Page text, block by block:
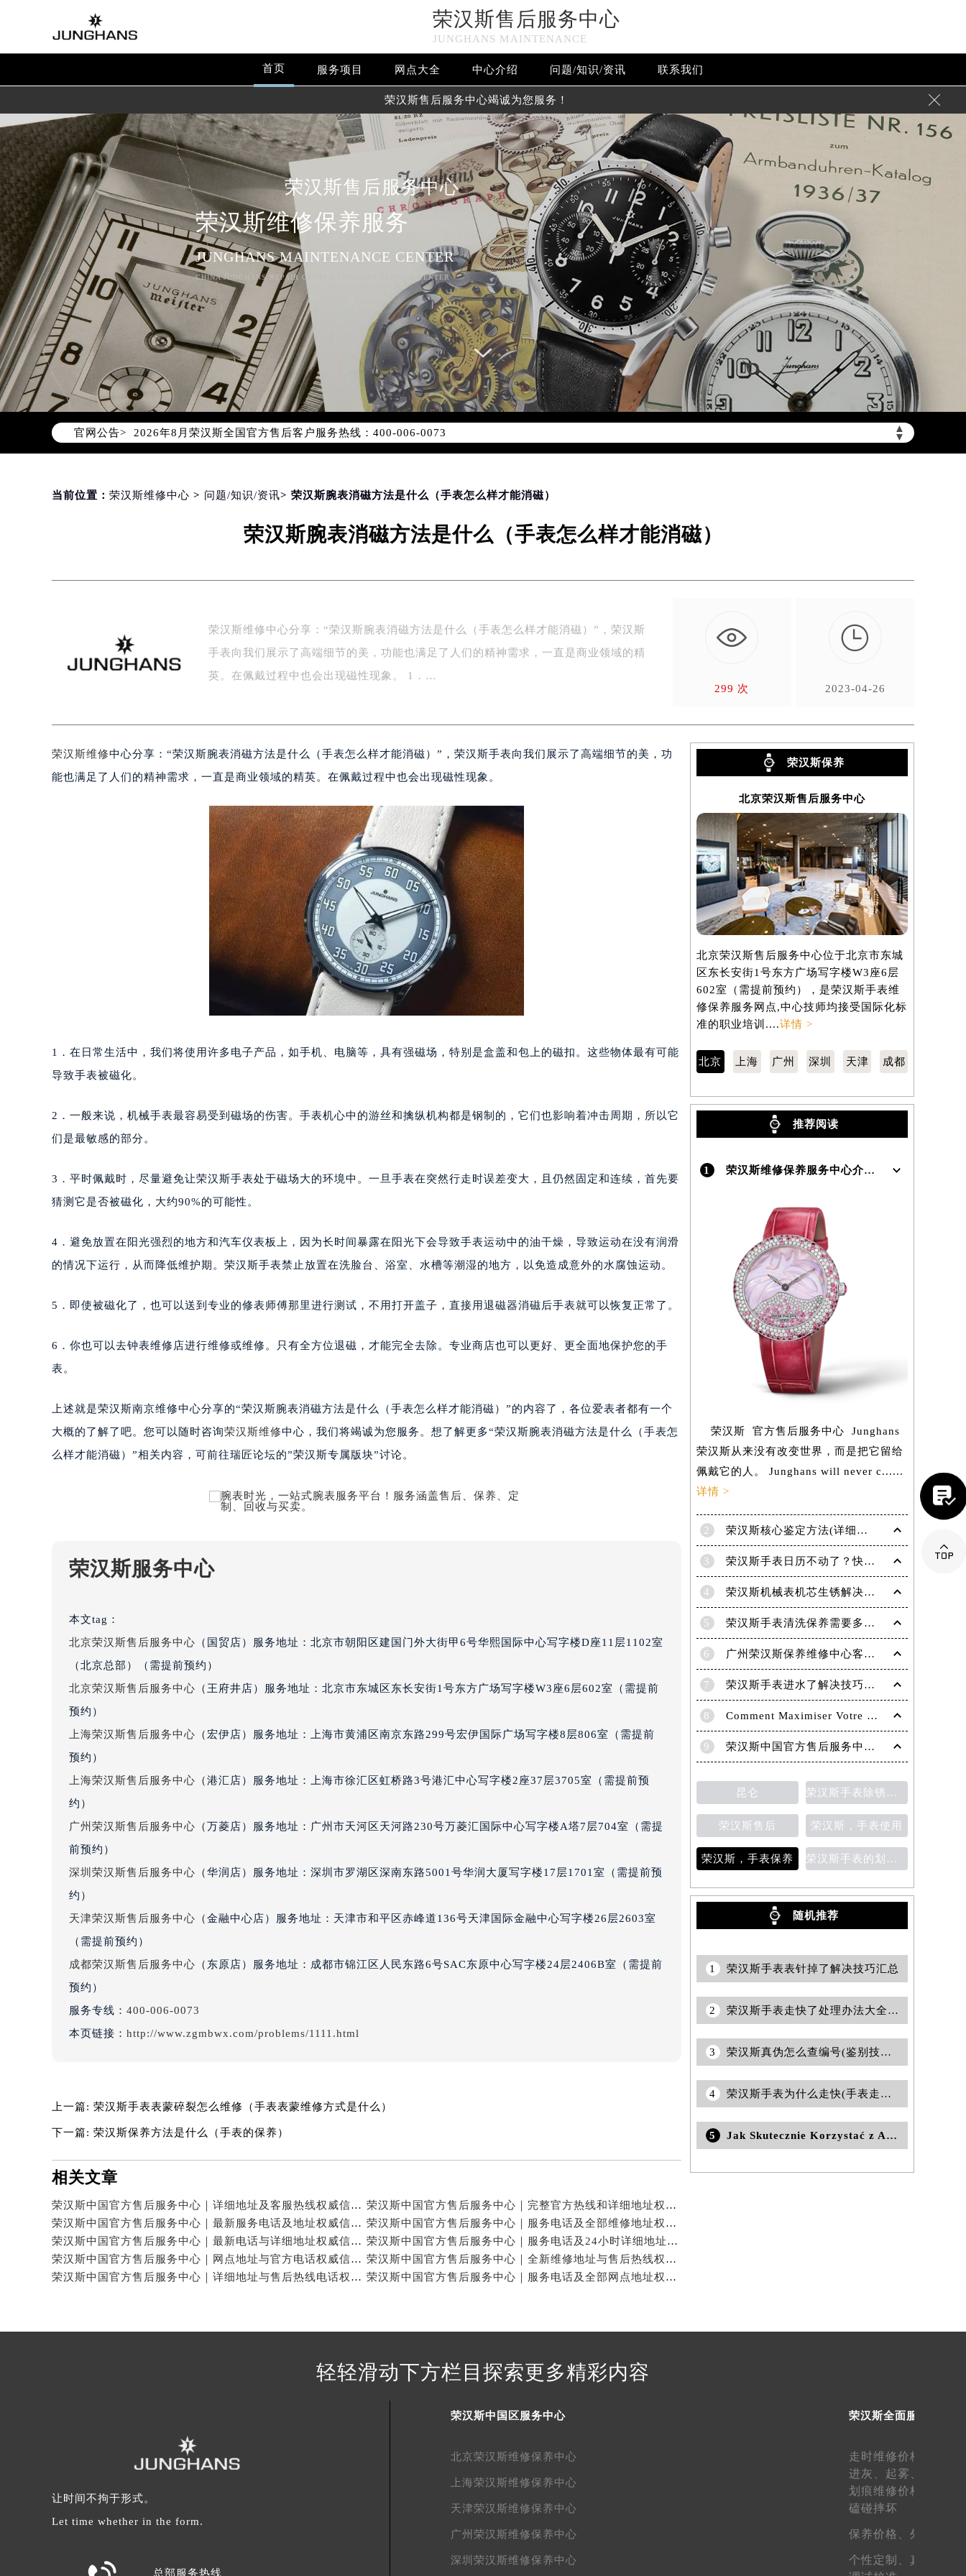
荣汉斯售后服务中心
JUNGHANS MAINTENANCE
首页 服务项目 网点大全 中心介绍 问题/知识/资讯 联系我们
荣汉斯售后服务中心竭诚为您服务！ 
荣汉斯售后服务中心
荣汉斯维修保养服务
JUNGHANS MAINTENANCE CENTER
CHINA JUNGHANS REPAIR CENTER - REPAIRS SERVICE CENTER
官网公告> ▲
▼
2026年8月荣汉斯中国区售后服务网络优化升级公告
2026年8月荣汉斯全国官方售后客户服务热线：400-006-0073
荣汉斯官方全国统一服务热线400-006-0073，服务覆盖中国大陆、香港、澳门、台湾全部区域（非大陆需加拨“+86”）
2026年8月荣汉斯售后服务中心最新网点地址：
北京市东城区东长安街1号东方广场写字楼W3座6层602室（需提前预约）
上海市徐汇区虹桥路3号港汇中心写字楼2座37层3705室（需提前预约）
扬州市邗江区国展路29号星耀天地写字楼1号楼18层1803室（需提前预约）
盐城市盐都区世纪大道5号盐城金融城写字楼1号楼16层1604室（需提前预约）
泰州市海陵区永定东路399号置地商务中心东塔写字楼（华润万象城）17层1706室（需提前预约）
绍兴市越城区胜利东路379号世茂天际中心写字楼8层805室（需提前预约）
嘉兴市南湖区广益路705号嘉兴世界贸易中心写字楼A座13层1304室（需提前预约）
济南市历下区经十路11111号华润中心写字楼（万象城）15层1508室（需提前预约）
广州市天河区天河路230号万菱汇国际中心写字楼A塔7层704室（需提前预约）
广州市越秀区环市东路371-375号世界贸易中心大厦南塔写字楼15层07室（需提前预约）
深圳市罗湖区深南东路5001号华润大厦写字楼17层1701室（需提前预约）
惠州市惠城区江北文昌一路7号华贸大厦写字楼1座30层05室（需提前预约）
厦门市思明区湖滨东路95号华润大厦写字楼B座11层1104室（需提前预约）
福州市鼓楼区五四路128-1号恒力城写字楼15层03室（需提前预约）
成都市锦江区人民东路6号SAC东原中心写字楼24层2406B室（需提前预约）
重庆市江北区观音桥步行街2号融恒时代广场写字楼9层902室（需提前预约）
长沙市芙蓉区定王台街道建湘路393号世茂环球金融中心写字楼（芙蓉广场）10层13室（需提前预约）
郑州市二七区铭功路10号华润大厦写字楼29层2905室（需提前预约）
沈阳市沈河区中街路137号亨得利名表服务中心（品牌授权店）1层整层（需提前预约）
沈阳市沈河区中街路83号亨得利名表服务中心（品牌授权店）1层整层（需提前预约）
温州市鹿城区锦绣路1067号置信广场10层1015室（需提前预约）
哈尔滨市道里区友谊西路600号富力中心T2座写字楼29层03室（需提前预约）
佛山市禅城区季华五路57号万科金融中心C座12层1205室（需提前预约）
东莞市东城街道鸿福东路1号民盈国贸中心T1写字楼9层907室（需提前预约）
南通市崇川区工农路57号圆融广场写字楼16层1603室（需提前预约）
苏州市苏州工业园区星港街199号苏州中心办公楼C座22层08室（需提前预约）
南宁市青秀区金湖路59号地王大厦12楼1224室（需提前预约）
泉州市丰泽区宝洲路729号浦西万达中心写字楼A座7楼709室（需提前预约）
昆明市盘龙区北京路928号同德昆明广场写字楼10层06室（需提前预约）
石家庄市长安区中山东路39号勒泰中心写字楼B座13层07室（需提前预约）
海口市龙华区金贸东路5号海口华润大厦B座17层1707室（需提前预约）
内蒙古自治区呼和浩特市玉泉区大学西街70号华润万象城写字楼（鄂尔多斯大厦）23层2326室（需提前预约）
甘肃省兰州市七里河区西津西路16号兰州中心写字楼21层2102室（需提前预约）
黑龙江省鹤岗市向阳区红军路荣汉斯售后服务中心（需提前预约）
黑龙江省黑河市爱辉区中央街荣汉斯售后服务中心（需提前预约）
黑龙江省鸡西市鸡冠区红军路荣汉斯售后服务中心（需提前预约）
黑龙江省七台河市桃山区大同街荣汉斯售后服务中心（需提前预约）
黑龙江省双鸭山市尖山区新兴大街荣汉斯售后服务中心（需提前预约）
黑龙江省伊春市伊美区通河路荣汉斯售后服务中心（需提前预约）
吉林省吉林市船营区河南街荣汉斯售后服务中心（需提前预约）
吉林省梅河口市新华街道梅河大街荣汉斯售后服务中心（需提前预约）
吉林省四平市铁东区紫气大路与南九经街交汇处荣汉斯售后服务中心（需提前预约）
吉林省松原市宁江区五环大街荣汉斯售后服务中心（需提前预约）
辽宁省本溪市平山区胜利路荣汉斯售后服务中心（需提前预约）
辽宁省抚顺市新抚区东一路荣汉斯售后服务中心（需提前预约）
辽宁省锦州市古塔区中央大街荣汉斯售后服务中心（需提前预约）
辽宁省盘锦市兴隆台区石油大街荣汉斯售后服务中心（需提前预约）
辽宁省铁岭市银州区南马路荣汉斯售后服务中心（需提前预约）
辽宁省营口市站前区市府路与渤海大街交叉口荣汉斯售后服务中心（需提前预约）
辽宁省沈阳市沈河区中街路137号亨得利名表维修授权店1楼荣汉斯售后服务中心（需提前预约）
辽宁省沈阳市沈河区中街路83号亨得利名表维修授权店1楼荣汉斯售后服务中心（需提前预约）
内蒙古自治区阿拉善盟市左旗土尔扈特大街荣汉斯售后服务中心（需提前预约）
内蒙古自治区巴彦淖尔市临河区新华街荣汉斯售后服务中心（需提前预约）
内蒙古自治区鄂尔多斯市东胜区伊金霍洛街荣汉斯售后服务中心（需提前预约）
内蒙古自治区呼伦贝尔市海拉尔区中央街荣汉斯售后服务中心（需提前预约）
内蒙古自治区通辽市科尔沁区明仁大街荣汉斯售后服务中心（需提前预约）
内蒙古自治区乌海市海勃湾区人民南路荣汉斯售后服务中心（需提前预约）
内蒙古自治区乌兰察布市集宁区恩和大街荣汉斯售后服务中心（需提前预约）
内蒙古自治区兴安盟市乌兰浩特市兴安大街荣汉斯售后服务中心（需提前预约）
当前位置： 荣汉斯维修中心 > 问题/知识/资讯> 荣汉斯腕表消磁方法是什么（手表怎么样才能消磁）
荣汉斯腕表消磁方法是什么（手表怎么样才能消磁）
荣汉斯维修中心分享：“荣汉斯腕表消磁方法是什么（手表怎么样才能消磁）”，荣汉斯
手表向我们展示了高端细节的美，功能也满足了人们的精神需求，一直是商业领域的精
英。在佩戴过程中也会出现磁性现象。 1．…
299 次

2023-04-26
荣汉斯维修中心分享：“荣汉斯腕表消磁方法是什么（手表怎么样才能消磁）”，荣汉斯手表向我们展示了高端细节的美，功
能也满足了人们的精神需求，一直是商业领域的精英。在佩戴过程中也会出现磁性现象。
1．在日常生活中，我们将使用许多电子产品，如手机、电脑等，具有强磁场，特别是盒盖和包上的磁扣。这些物体最有可能
导致手表被磁化。
2．一般来说，机械手表最容易受到磁场的伤害。手表机心中的游丝和擒纵机构都是钢制的，它们也影响着冲击周期，所以它
们是最敏感的部分。
3．平时佩戴时，尽量避免让荣汉斯手表处于磁场大的环境中。一旦手表在突然行走时误差变大，且仍然固定和连续，首先要
猜测它是否被磁化，大约90%的可能性。
4．避免放置在阳光强烈的地方和汽车仪表板上，因为长时间暴露在阳光下会导致手表运动中的油干燥，导致运动在没有润滑
的情况下运行，从而降低维护期。荣汉斯手表禁止放置在洗脸台、浴室、水槽等潮湿的地方，以免造成意外的水腐蚀运动。
5．即使被磁化了，也可以送到专业的修表师傅那里进行测试，不用打开盖子，直接用退磁器消磁后手表就可以恢复正常了。
6．你也可以去钟表维修店进行维修或维修。只有全方位退磁，才能完全去除。专业商店也可以更好、更全面地保护您的手
表。
上述就是荣汉斯南京维修中心分享的“荣汉斯腕表消磁方法是什么（手表怎么样才能消磁）”的内容了，各位爱表者都有一个
大概的了解了吧。您可以随时咨询荣汉斯维修中心，我们将竭诚为您服务。想了解更多“荣汉斯腕表消磁方法是什么（手表怎
么样才能消磁）”相关内容，可前往瑞匠论坛的”荣汉斯专属版块”讨论。
荣汉斯服务中心
本文tag：
北京荣汉斯售后服务中心 （国贸店）服务地址：北京市朝阳区建国门外大街甲6号华熙国际中心写字楼D座11层1102室
（北京总部）（需提前预约）
北京荣汉斯售后服务中心 （王府井店）服务地址：北京市东城区东长安街1号东方广场写字楼W3座6层602室（需提前
预约）
上海荣汉斯售后服务中心 （宏伊店）服务地址：上海市黄浦区南京东路299号宏伊国际广场写字楼8层806室（需提前
预约）
上海荣汉斯售后服务中心 （港汇店）服务地址：上海市徐汇区虹桥路3号港汇中心写字楼2座37层3705室（需提前预
约）
广州荣汉斯售后服务中心 （万菱店）服务地址：广州市天河区天河路230号万菱汇国际中心写字楼A塔7层704室（需提
前预约）
深圳荣汉斯售后服务中心 （华润店）服务地址：深圳市罗湖区深南东路5001号华润大厦写字楼17层1701室（需提前预
约）
天津荣汉斯售后服务中心 （金融中心店）服务地址：天津市和平区赤峰道136号天津国际金融中心写字楼26层2603室
（需提前预约）
成都荣汉斯售后服务中心 （东原店）服务地址：成都市锦江区人民东路6号SAC东原中心写字楼24层2406B室（需提前
预约）
服务专线： 400-006-0073
本页链接： http://www.zgmbwx.com/problems/1111.html
上一篇: 荣汉斯手表表蒙碎裂怎么维修（手表表蒙维修方式是什么）
下一篇: 荣汉斯保养方法是什么（手表的保养）
相关文章
荣汉斯中国官方售后服务中心｜详细地址及客服热线权威信息公示（2026年7月最新）
荣汉斯中国官方售后服务中心｜完整官方热线和详细地址权威信息公示（2026年7月最新）
荣汉斯中国官方售后服务中心｜最新服务电话及地址权威信息公示（2026年7月最新）
荣汉斯中国官方售后服务中心｜服务电话及全部维修地址权威信息公示（2026年7月最新）
荣汉斯中国官方售后服务中心｜最新电话与详细地址权威信息公示（2026年7月最新）
荣汉斯中国官方售后服务中心｜服务电话及24小时详细地址权威信息公示（2026年7月最新）
荣汉斯中国官方售后服务中心｜网点地址与官方电话权威信息公示（2026年7月最新）
荣汉斯中国官方售后服务中心｜全新维修地址与售后热线权威信息公示（2026年7月最新）
荣汉斯中国官方售后服务中心｜详细地址与售后热线电话权威信息公示（2026年7月最新）
荣汉斯中国官方售后服务中心｜服务电话及全部网点地址权威信息公示（2026年7月最新）
荣汉斯保养
北京荣汉斯售后服务中心
北京荣汉斯售后服务中心位于北京市东城
区东长安街1号东方广场写字楼W3座6层
602室（需提前预约），是荣汉斯手表维
修保养服务网点,中心技师均接受国际化标
准的职业培训....详情 >
北京 上海 广州 深圳 天津 成都
推荐阅读
1 荣汉斯维修保养服务中心介绍 | Junghans
荣汉斯 官方售后服务中心 Junghans
荣汉斯从来没有改变世界，而是把它留给
佩戴它的人。 Junghans will never c......
详情 >
2 荣汉斯核心鉴定方法(详细步骤及实操技巧)
3 荣汉斯手表日历不动了？快来掌握这几种快速解决方法
4 荣汉斯机械表机芯生锈解决方法深度解析
5 荣汉斯手表清洗保养需要多久？
6 广州荣汉斯保养维修中心客服电话在哪？
7 荣汉斯手表进水了解决技巧推荐
8 Comment Maximiser Votre Expérience de Jeu sur Leonbet Casino
9 荣汉斯中国官方售后服务中心｜详细网点地址及服务电话权威信息公示（2026年6月最新）
昆仑 荣汉斯手表除锈方法
荣汉斯售后 荣汉斯，手表使用
荣汉斯，手表保养 荣汉斯手表的划痕处理方法
随机推荐
1 荣汉斯手表表针掉了解决技巧汇总
2 荣汉斯手表走快了处理办法大全(轻松解决快了几分钟的实用方法)
3 荣汉斯真伪怎么查编号(鉴别技巧及查询方法)
4 荣汉斯手表为什么走快(手表走快原因及处理技巧深度解析)
5 Jak Skutecznie Korzystać z Aplikacji 22Bet na Twoim Urządzeniu Mobilnym
轻轻滑动下方栏目探索更多精彩内容
让时间不拘于形式。
Let time whether in the form.
总部服务热线
荣汉斯中国区服务中心
北京荣汉斯维修保养中心
上海荣汉斯维修保养中心
天津荣汉斯维修保养中心
广州荣汉斯维修保养中心
深圳荣汉斯维修保养中心
荣汉斯全面服务
走时维修价格、
进灰、 起雾、
划痕维修价格、
磕碰摔坏
保养价格、外观维护
个性定制、真假鉴定

